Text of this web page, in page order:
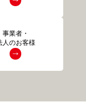
事業者・
人のお客様